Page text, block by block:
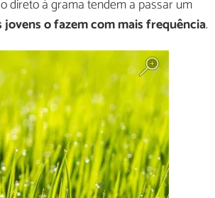
direto à grama tendem a passar um
jovens o fazem com mais frequência.